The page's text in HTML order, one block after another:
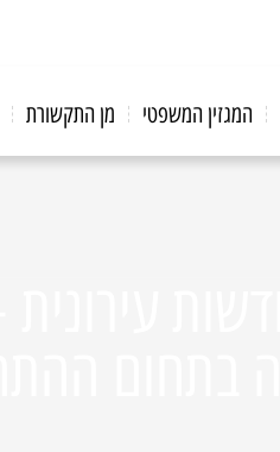
המגזין המשפטי מן התקשורת